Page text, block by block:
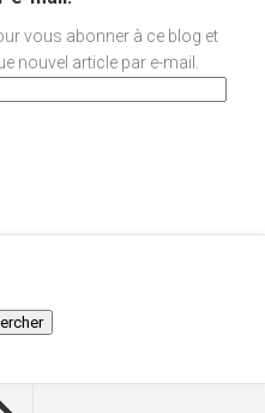
vous abonner à ce blog et
nouvel article par e-mail.